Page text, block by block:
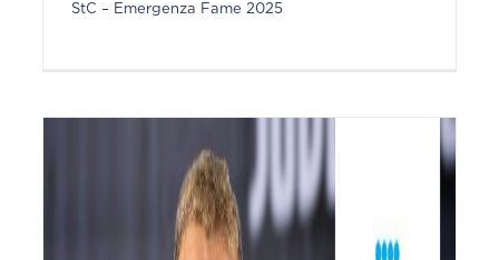
StC – Emergenza Fame 2025